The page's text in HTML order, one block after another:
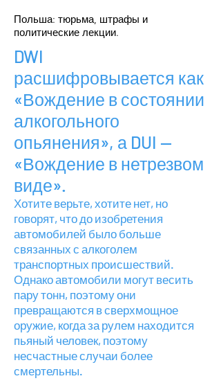
Польша: тюрьма, штрафы и
политические лекции.
DWI
расшифровывается как
«Вождение в состоянии
алкогольного
опьянения», а DUI —
«Вождение в нетрезвом
виде».
Хотите верьте, хотите нет, но
говорят, что до изобретения
автомобилей было больше
связанных с алкоголем
транспортных происшествий.
Однако автомобили могут весить
пару тонн, поэтому они
превращаются в сверхмощное
оружие, когда за рулем находится
пьяный человек, поэтому
несчастные случаи более
смертельны.